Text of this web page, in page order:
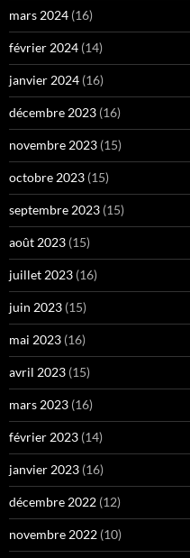
mars 2024 (16)
février 2024 (14)
janvier 2024 (16)
décembre 2023 (16)
novembre 2023 (15)
octobre 2023 (15)
septembre 2023 (15)
août 2023 (15)
juillet 2023 (16)
juin 2023 (15)
mai 2023 (16)
avril 2023 (15)
mars 2023 (16)
février 2023 (14)
janvier 2023 (16)
décembre 2022 (12)
novembre 2022 (10)